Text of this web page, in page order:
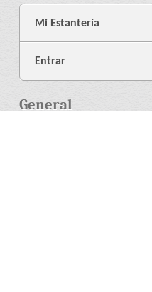
Mi Estantería
Entrar
General